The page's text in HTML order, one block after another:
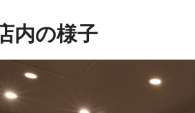
内の様子